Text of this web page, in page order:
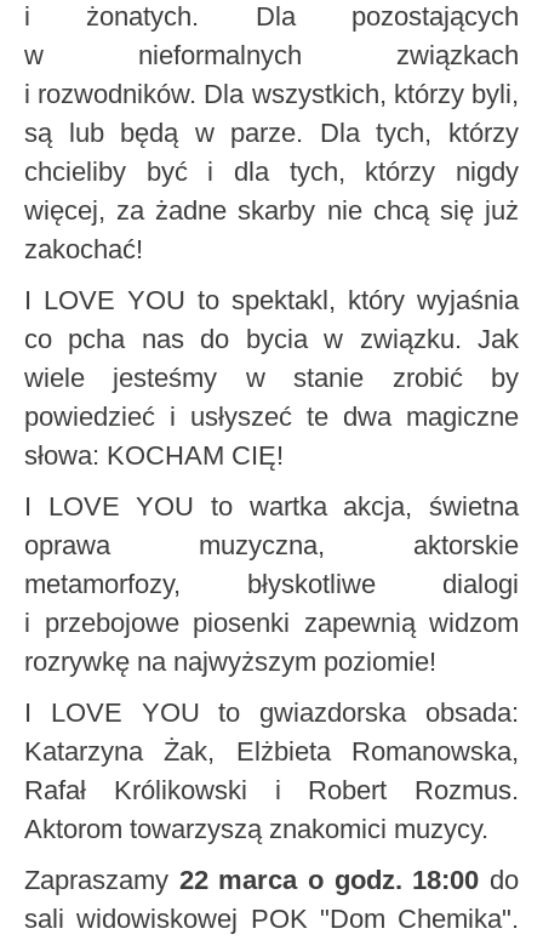
i żonatych. Dla pozostających
w nieformalnych związkach
i rozwodników. Dla wszystkich, którzy byli,
są lub będą w parze. Dla tych, którzy
chcieliby być i dla tych, którzy nigdy
więcej, za żadne skarby nie chcą się już
zakochać!
I LOVE YOU to spektakl, który wyjaśnia
co pcha nas do bycia w związku. Jak
wiele jesteśmy w stanie zrobić by
powiedzieć i usłyszeć te dwa magiczne
słowa: KOCHAM CIĘ!
I LOVE YOU to wartka akcja, świetna
oprawa muzyczna, aktorskie
metamorfozy, błyskotliwe dialogi
i przebojowe piosenki zapewnią widzom
rozrywkę na najwyższym poziomie!
I LOVE YOU to gwiazdorska obsada:
Katarzyna Żak, Elżbieta Romanowska,
Rafał Królikowski i Robert Rozmus.
Aktorom towarzyszą znakomici muzycy.
Zapraszamy 22 marca o godz. 18:00 do
sali widowiskowej POK "Dom Chemika".